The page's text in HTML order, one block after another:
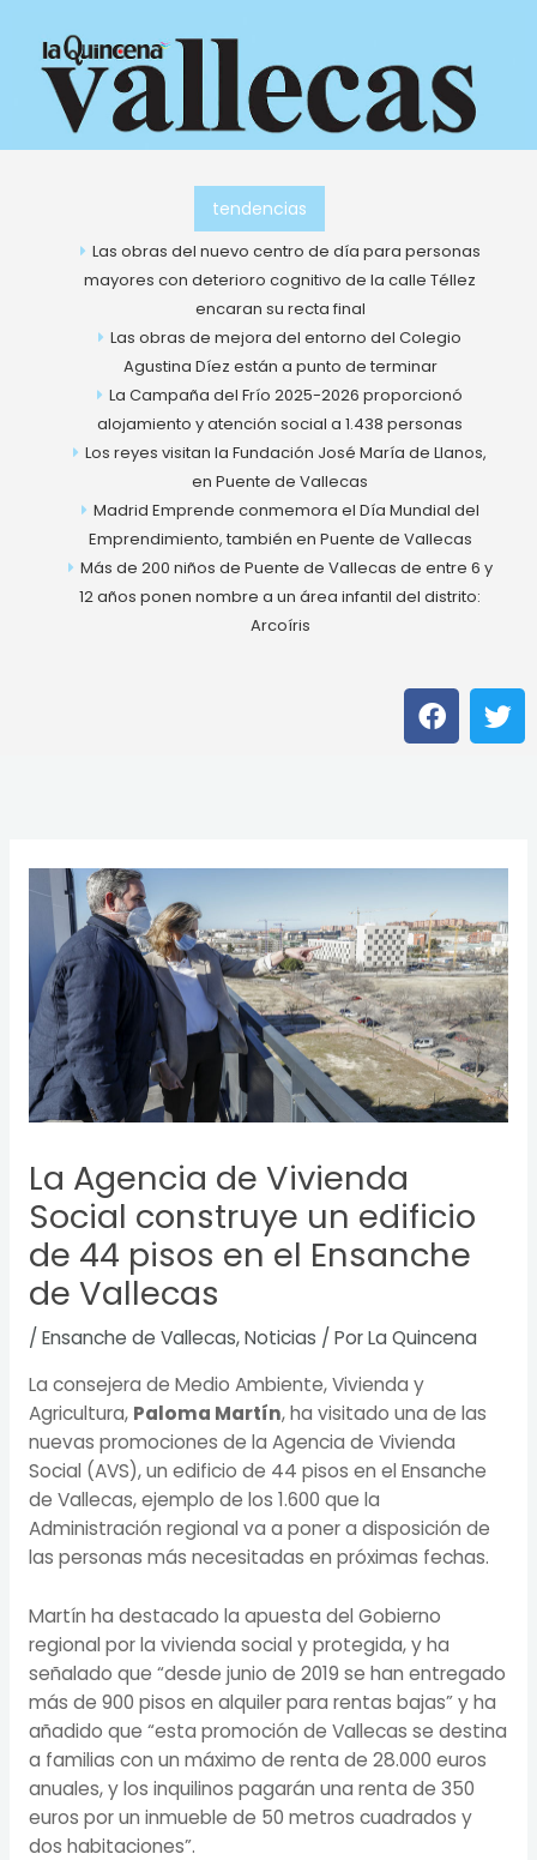
contenido
tendencias
Las obras del nuevo centro de día para personas
mayores con deterioro cognitivo de la calle Téllez
encaran su recta final
Las obras de mejora del entorno del Colegio
Agustina Díez están a punto de terminar
La Campaña del Frío 2025-2026 proporcionó
alojamiento y atención social a 1.438 personas
Los reyes visitan la Fundación José María de Llanos,
en Puente de Vallecas
Madrid Emprende conmemora el Día Mundial del
Emprendimiento, también en Puente de Vallecas
Más de 200 niños de Puente de Vallecas de entre 6 y
12 años ponen nombre a un área infantil del distrito:
Arcoíris
F
a
c
o
k
T
w
i
r
La Agencia de Vivienda
Social construye un edificio
de 44 pisos en el Ensanche
de Vallecas
/ Ensanche de Vallecas,Noticias / PorLa Quincena
La consejera de Medio Ambiente, Vivienda y
Agricultura, Paloma Martín, ha visitado una de las
nuevas promociones de la Agencia de Vivienda
Social (AVS), un edificio de 44 pisos en el Ensanche
de Vallecas, ejemplo de los 1.600 que la
Administración regional va a poner a disposición de
las personas más necesitadas en próximas fechas.
Martín ha destacado la apuesta del Gobierno
regional por la vivienda social y protegida, y ha
señalado que “desde junio de 2019 se han entregado
más de 900 pisos en alquiler para rentas bajas” y ha
añadido que “esta promoción de Vallecas se destina
a familias con un máximo de renta de 28.000 euros
anuales, y los inquilinos pagarán una renta de 350
euros por un inmueble de 50 metros cuadrados y
dos habitaciones”.